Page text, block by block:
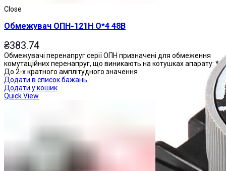
Close
Обмежувач ОПН-121Н О*4 48В
₴383.74
Обмежувачі перенапруг серії ОПН призначені для обмеження
комутаційних перенапруг, що виникають на котушках апарату: *
До 2-х кратного амплітудного значення
Додати в список бажань
Додати у кошик
Quick View